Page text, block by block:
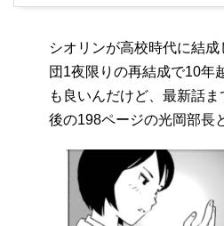
シオリンが高校時代に結
団1夜限りの再結成で10年
も良いんだけど、最新話
後の198ページの光岡部長